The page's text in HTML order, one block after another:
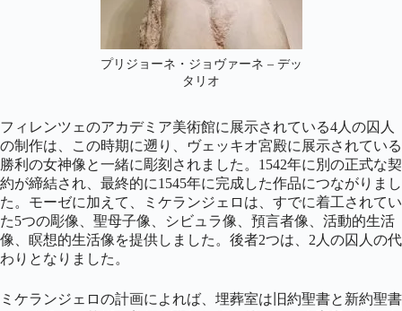
プリジョーネ・ジョヴァーネ – デッ
タリオ
フィレンツェのアカデミア美術館に展示されている4人の囚人
の制作は、この時期に遡り、ヴェッキオ宮殿に展示されている
勝利の女神像と一緒に彫刻されました。1542年に別の正式な契
約が締結され、最終的に1545年に完成した作品につながりまし
た。モーゼに加えて、ミケランジェロは、すでに着工されてい
た5つの彫像、聖母子像、シビュラ像、預言者像、活動的生活
像、瞑想的生活像を提供しました。後者2つは、2人の囚人の代
わりとなりました。
ミケランジェロの計画によれば、埋葬室は旧約聖書と新約聖書